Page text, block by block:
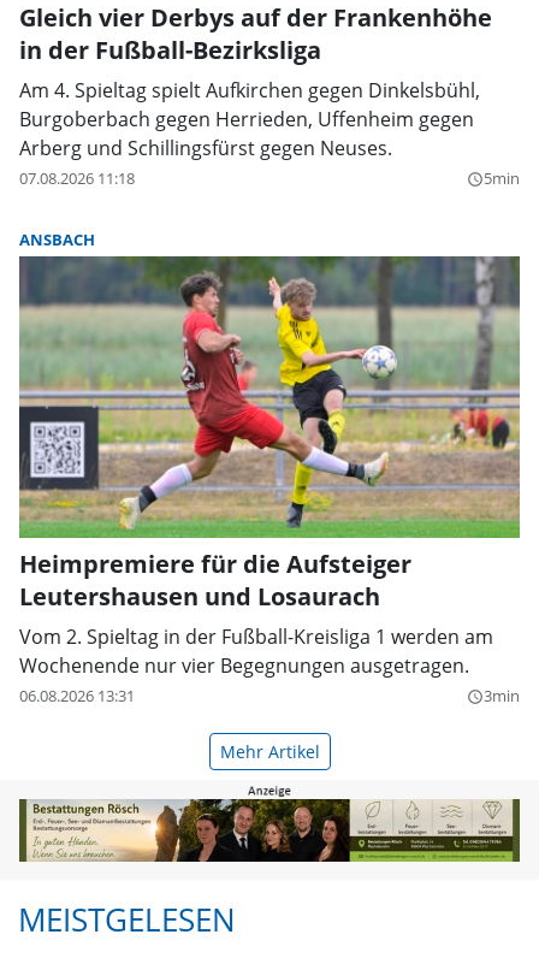
Gleich vier Derbys auf der Frankenhöhe
in der Fußball-Bezirksliga
Am 4. Spieltag spielt Aufkirchen gegen Dinkelsbühl,
Burgoberbach gegen Herrieden, Uffenheim gegen
Arberg und Schillingsfürst gegen Neuses.
07.08.2026 11:18 query_builder5min
ANSBACH
Heimpremiere für die Aufsteiger
Leutershausen und Losaurach
Vom 2. Spieltag in der Fußball-Kreisliga 1 werden am
Wochenende nur vier Begegnungen ausgetragen.
06.08.2026 13:31 query_builder3min
Mehr Artikel
MEISTGELESEN